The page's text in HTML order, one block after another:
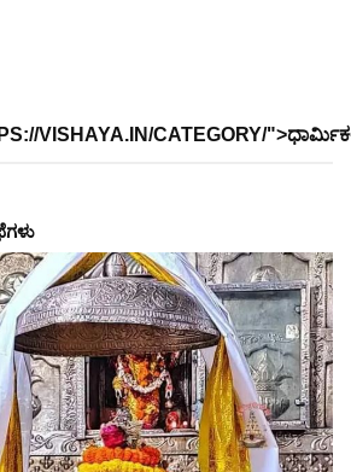
VISHAYA.IN/CATEGORY/